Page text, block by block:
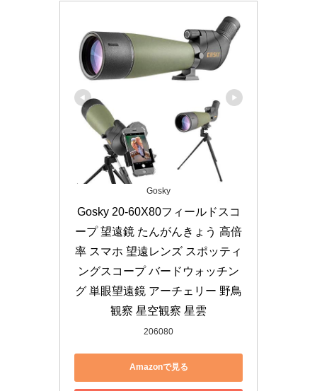
Gosky
Gosky 20-60X80フィールドスコ
ープ 望遠鏡 たんがんきょう 高倍
率 スマホ 望遠レンズ スポッティ
ングスコープ バードウォッチン
グ 単眼望遠鏡 アーチェリー 野鳥
観察 星空観察 星雲
206080
Amazonで見る